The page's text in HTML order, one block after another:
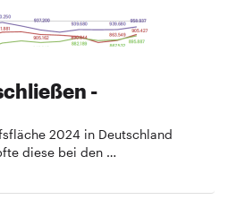
2024 in Deutschland
diese bei den …